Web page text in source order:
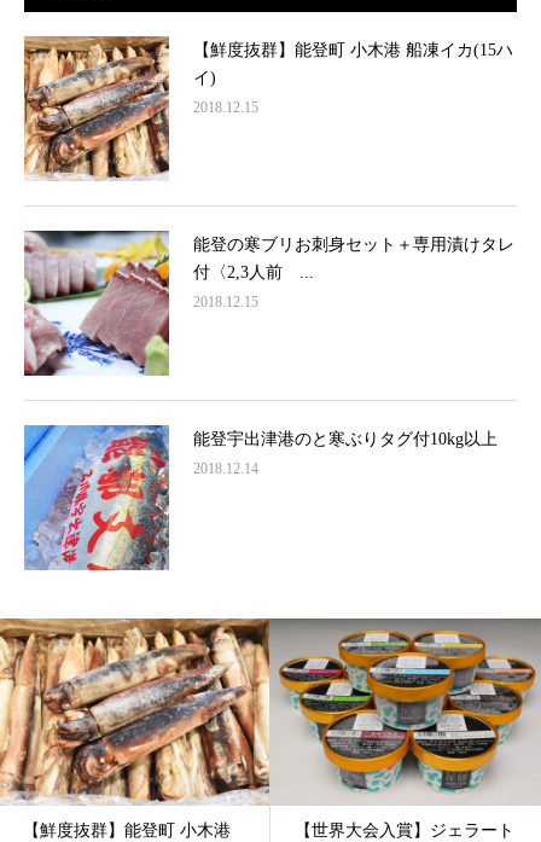
【鮮度抜群】能登町 小木港 船凍イカ(15ハ
イ)
2018.12.15
能登の寒ブリお刺身セット＋専用漬けタレ
付〈2,3人前 ...
2018.12.15
能登宇出津港のと寒ぶりタグ付10kg以上
2018.12.14
【鮮度抜群】能登町 小木港 【世界大会入賞】ジェラート